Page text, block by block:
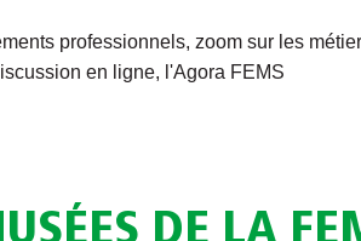
professionnels, zoom sur les
en ligne, l'Agora FEMS